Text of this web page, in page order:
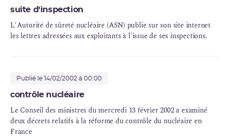
suite d'inspection
L'Autorité de sûreté nucléaire (ASN) publie sur son site internet
les lettres adressées aux exploitants à l'issue de ses inspections.
Publié le 14/02/2002 à 00:00
contrôle nucléaire
Le Conseil des ministres du mercredi 13 février 2002 a examiné
deux décrets relatifs à la réforme du contrôle du nucléaire en
France